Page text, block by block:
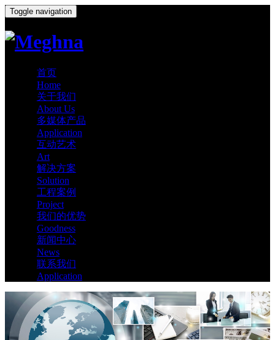
Toggle navigation
首页
Home
关于我们
About Us
多媒体产品
Application
互动艺术
Art
解决方案
Solution
工程案例
Project
我们的优势
Goodness
新闻中心
News
联系我们
Application